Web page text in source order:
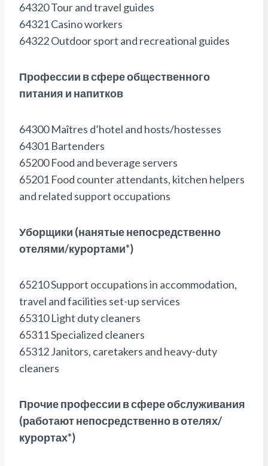
64320 Tour and travel guides
64321 Casino workers
64322 Outdoor sport and recreational guides
Профессии в сфере общественного
питания и напитков
64300 Maîtres d’hotel and hosts/hostesses
64301 Bartenders
65200 Food and beverage servers
65201 Food counter attendants, kitchen helpers
and related support occupations
Уборщики (нанятые непосредственно
отелями/курортами*)
65210 Support occupations in accommodation,
travel and facilities set-up services
65310 Light duty cleaners
65311 Specialized cleaners
65312 Janitors, caretakers and heavy-duty
cleaners
Прочие профессии в сфере обслуживания
(работают непосредственно в отелях/
курортах*)